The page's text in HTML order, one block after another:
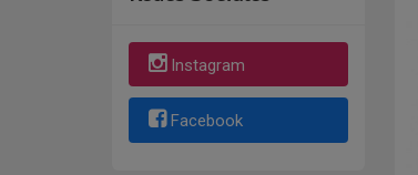
Instagram
Facebook